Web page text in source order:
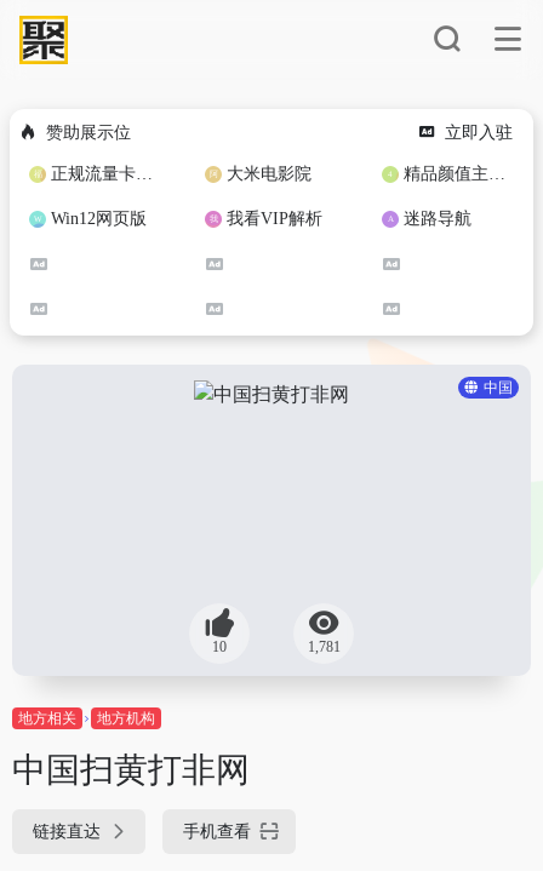
赞助展示位 立即入驻
正规流量卡免费加盟合作 大米电影院 精品颜值主播定制
Win12网页版 我看VIP解析 迷路导航
中国
10 1,781
地方相关 地方机构
中国扫黄打非网
链接直达 手机查看